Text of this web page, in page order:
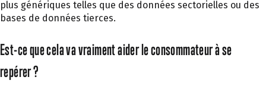
plus génériques telles que des données sectorielles ou des
bases de données tierces.
Est-ce que cela va vraiment aider le consommateur à se
repérer ?